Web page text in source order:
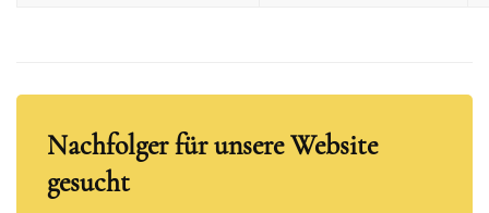
Nachfolger für unsere Website
gesucht